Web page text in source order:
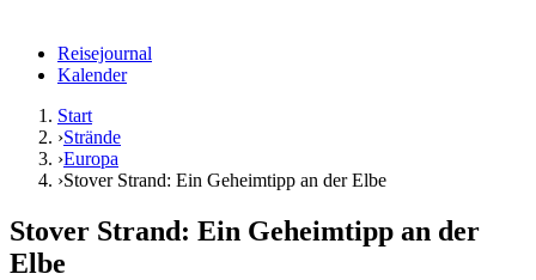
Reisejournal
Kalender
Start
›Strände
›Europa
›Stover Strand: Ein Geheimtipp an der Elbe
Stover Strand: Ein Geheimtipp an der
Elbe